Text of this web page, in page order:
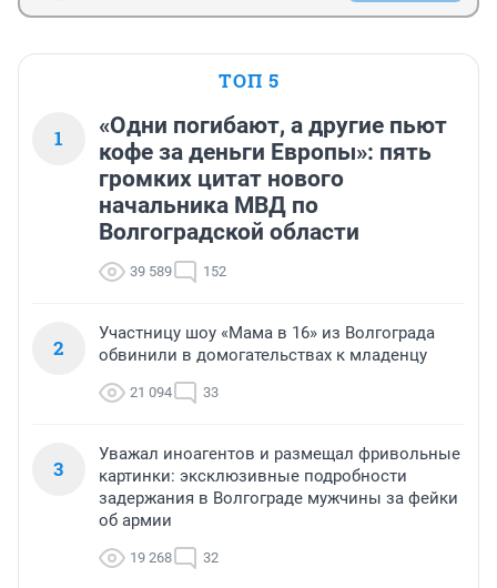
ТОП 5
1
«Одни погибают, а другие пьют
кофе за деньги Европы»: пять
громких цитат нового
начальника МВД по
Волгоградской области
39 589 152
2
Участницу шоу «Мама в 16» из Волгограда
обвинили в домогательствах к младенцу
21 094 33
3
Уважал иноагентов и размещал фривольные
картинки: эксклюзивные подробности
задержания в Волгограде мужчины за фейки
об армии
19 268 32